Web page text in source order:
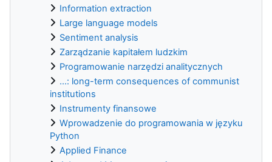
Information extraction
Large language models
Sentiment analysis
Zarządzanie kapitałem ludzkim
Programowanie narzędzi analitycznych
...: long-term consequences of communist
institutions
Instrumenty finansowe
Wprowadzenie do programowania w języku
Python
Applied Finance